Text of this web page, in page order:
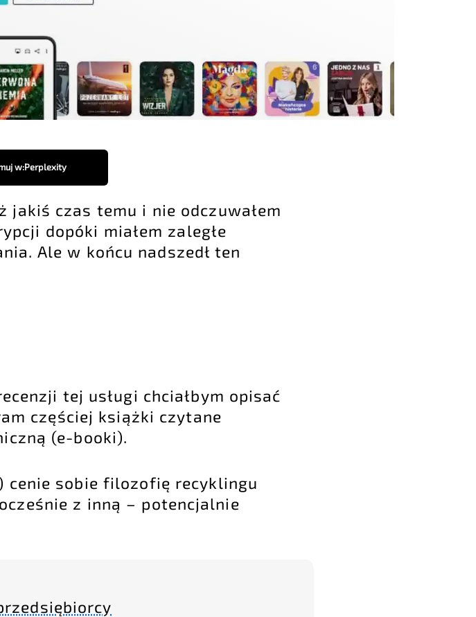
w:Perplexity
jakiś czas temu i nie odczuwałem
dopóki miałem zaległe
Ale w końcu nadszedł ten
tej usługi chciałbym opisać
częściej książki czytane
(e-booki).
cenie sobie filozofię recyklingu
z inną – potencjalnie